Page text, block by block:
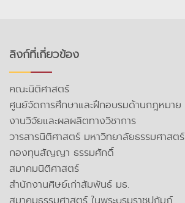
ลิงก์ที่เกี่ยวข้อง
คณะนิติศาสตร์
ศูนย์จัดการศึกษาและฝึกอบรมด้านกฎหมาย
งานวิจัยและผลผลิตทางวิชาการ
วารสารนิติศาสตร์ มหาวิทยาลัยธรรมศาสตร์
กองทุนสัญญา ธรรมศักดิ์
สมาคมนิติศาสตร์
สำนักงานศิษย์เก่าสัมพันธ์ มธ.